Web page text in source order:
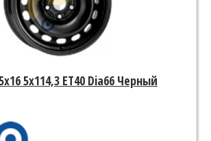
5x114,3 ET40 Dia66 Черный